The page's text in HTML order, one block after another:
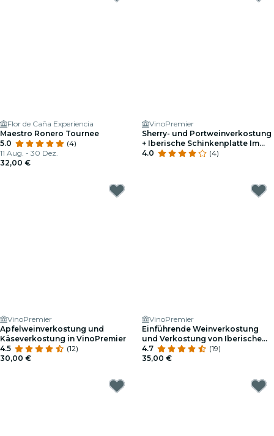
Flor de Caña Experiencia
Maestro Ronero Tournee
5.0
(4)
11 Aug. - 30 Dez.
32,00 €
VinoPremier
Sherry- und Portweinverkostung
+ Iberische Schinkenplatte Im
VinoPremier
4.0 (4)
VinoPremier
Apfelweinverkostung und
Käseverkostung in VinoPremier
4.5
(12)
30,00 €
VinoPremier
Einführende Weinverkostung
und Verkostung von Iberischem
Schinken Bei VinoPremier
4.7
(19)
35,00 €